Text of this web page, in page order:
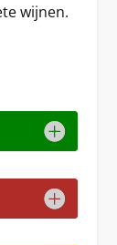
wijnen.